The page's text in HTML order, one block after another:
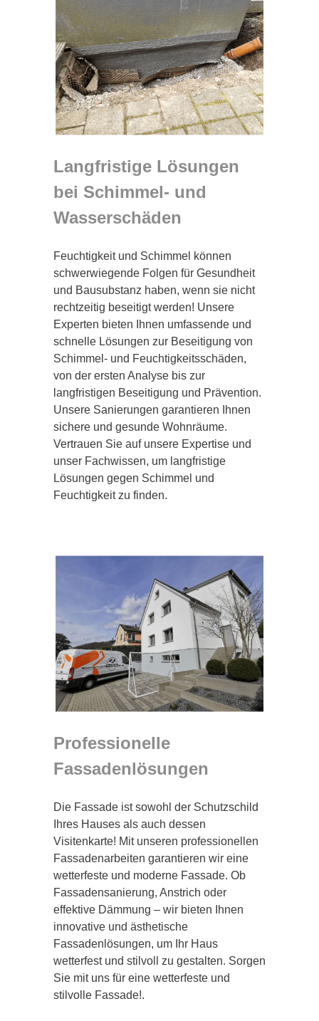
Langfristige Lösungen
bei Schimmel- und
Wasserschäden
Feuchtigkeit und Schimmel können
schwerwiegende Folgen für Gesundheit
und Bausubstanz haben, wenn sie nicht
rechtzeitig beseitigt werden! Unsere
Experten bieten Ihnen umfassende und
schnelle Lösungen zur Beseitigung von
Schimmel- und Feuchtigkeitsschäden,
von der ersten Analyse bis zur
langfristigen Beseitigung und Prävention.
Unsere Sanierungen garantieren Ihnen
sichere und gesunde Wohnräume.
Vertrauen Sie auf unsere Expertise und
unser Fachwissen, um langfristige
Lösungen gegen Schimmel und
Feuchtigkeit zu finden.
Professionelle
Fassadenlösungen
Die Fassade ist sowohl der Schutzschild
Ihres Hauses als auch dessen
Visitenkarte! Mit unseren professionellen
Fassadenarbeiten garantieren wir eine
wetterfeste und moderne Fassade. Ob
Fassadensanierung, Anstrich oder
effektive Dämmung – wir bieten Ihnen
innovative und ästhetische
Fassadenlösungen, um Ihr Haus
wetterfest und stilvoll zu gestalten. Sorgen
Sie mit uns für eine wetterfeste und
stilvolle Fassade!.